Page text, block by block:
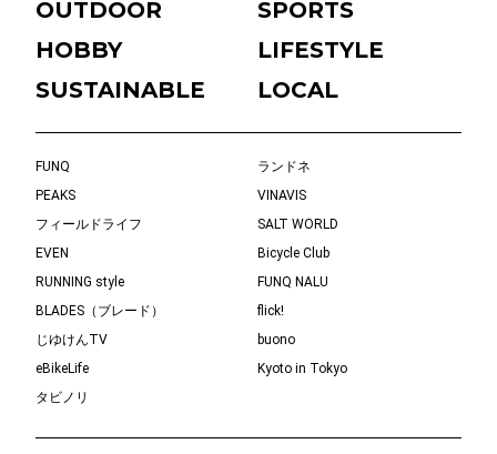
OUTDOOR
SPORTS
HOBBY
LIFESTYLE
SUSTAINABLE
LOCAL
FUNQ
ランドネ
PEAKS
VINAVIS
フィールドライフ
SALT WORLD
EVEN
Bicycle Club
RUNNING style
FUNQ NALU
BLADES（ブレード）
flick!
じゆけんTV
buono
eBikeLife
Kyoto in Tokyo
タビノリ